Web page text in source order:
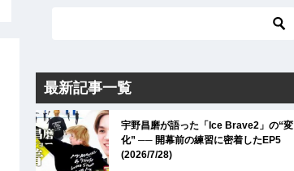
最新記事一覧
宇野昌磨が語った「Ice Brave2」の“変
化” ── 開幕前の練習に密着したEP5
(2026/7/28)